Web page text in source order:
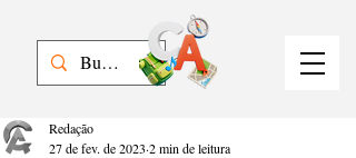
Redação
27 de fev. de 2023 2 min de leitura